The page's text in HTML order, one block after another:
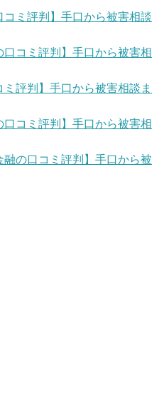
ミ評判】手口から被害相談
コミ評判】手口から被害相
評判】手口から被害相談ま
コミ評判】手口から被害相
の口コミ評判】手口から被